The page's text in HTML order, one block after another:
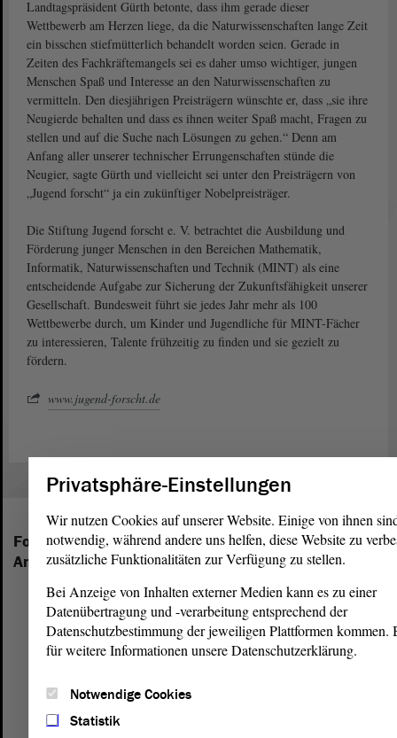
Landtagspräsident Gürth betonte, dass ihm gerade dieser
Wettbewerb am Herzen liege, da die Naturwissenschaften lange Zeit
ein bisschen stiefmütterlich behandelt worden seien. Gerade in
Zeiten des Fachkräftemangels sei es daher umso wichtiger, jungen
Menschen Spaß und Interesse an den Naturwissenschaften zu
vermitteln. Den diesjährigen Preisträgern wünschte er, dass „sie ihre
Neugierde behalten und dass es ihnen weiter Spaß macht, Fragen zu
stellen und auf die Suche nach Lösungen zu gehen.“ Denn am
Anfang aller unserer technischer Errungenschaften stünde die
Neugier, sagte Gürth und vielleicht sei unter den Preisträgern von
„Jugend forscht“ ja ein zukünftiger Nobelpreisträger.
Die Stiftung Jugend forscht e. V. betrachtet die Ausbildung und
Förderung junger Menschen in den Bereichen Mathematik,
Informatik, Naturwissenschaften und Technik (MINT) als eine
entscheidende Aufgabe zur Sicherung der Zukunftsfähigkeit unserer
Gesellschaft. Bundesweit führt sie jedes Jahr mehr als 100
Wettbewerbe durch, um Kinder und Jugendliche für MINT-Fächer
zu interessieren, Talente frühzeitig zu finden und sie gezielt zu
fördern.
www.jugend-forscht.de
Folgende Fraktionen sind im Landtag von Sachsen-
Anhalt vertreten:
Privatsphäre-Einstellungen
Wir nutzen Cookies auf unserer Website. Einige von ihnen
notwendig, während andere uns helfen, diese Website zu
zusätzliche Funktionalitäten zur Verfügung zu stellen.
Bei Anzeige von Inhalten externer Medien kann es zu einer
Datenübertragung und -verarbeitung entsprechend der
Datenschutzbestimmung der jeweiligen Plattformen kommen.
für weitere Informationen unsere Datenschutzerklärung.
Notwendige Cookies
Statistik